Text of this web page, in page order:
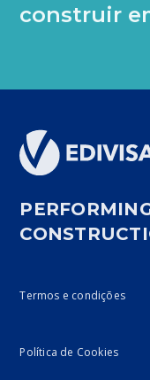
construir
Termos e condições
Política de Cookies